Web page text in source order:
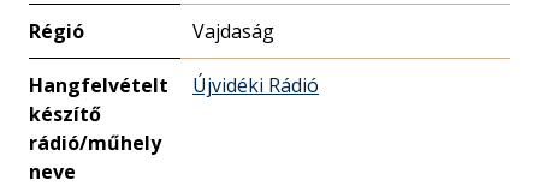
Régió Vajdaság
Hangfelvételt
készítő
rádió/műhely
neve
Újvidéki Rádió